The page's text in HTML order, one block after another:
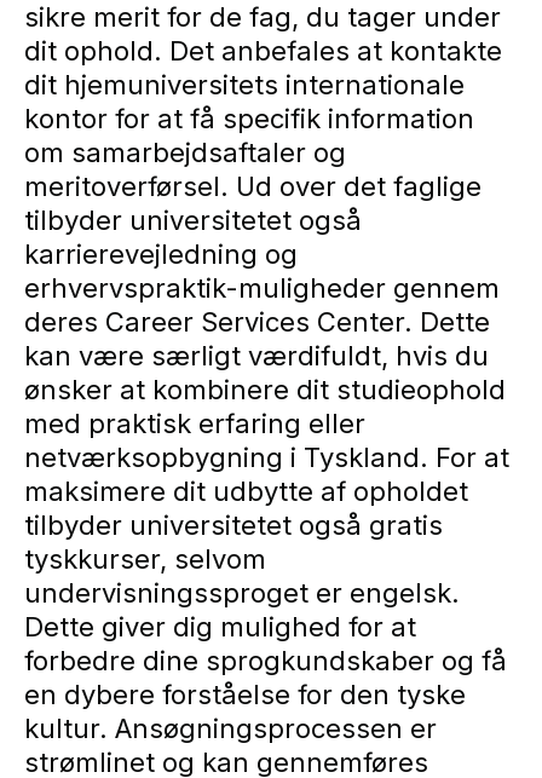
sikre merit for de fag, du tager under
dit ophold. Det anbefales at kontakte
dit hjemuniversitets internationale
kontor for at få specifik information
om samarbejdsaftaler og
meritoverførsel. Ud over det faglige
tilbyder universitetet også
karrierevejledning og
erhvervspraktik-muligheder gennem
deres Career Services Center. Dette
kan være særligt værdifuldt, hvis du
ønsker at kombinere dit studieophold
med praktisk erfaring eller
netværksopbygning i Tyskland. For at
maksimere dit udbytte af opholdet
tilbyder universitetet også gratis
tyskkurser, selvom
undervisningssproget er engelsk.
Dette giver dig mulighed for at
forbedre dine sprogkundskaber og få
en dybere forståelse for den tyske
kultur. Ansøgningsprocessen er
strømlinet og kan gennemføres